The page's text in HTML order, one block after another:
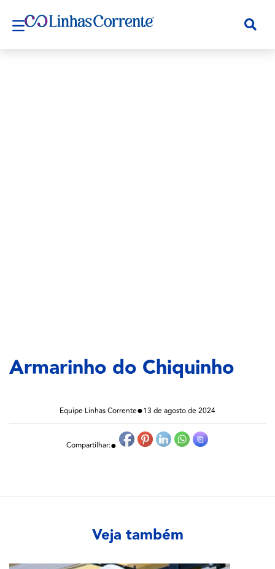
Armarinho do Chiquinho
Equipe Linhas Corrente●13 de agosto de 2024
Compartilhar:●
Veja também